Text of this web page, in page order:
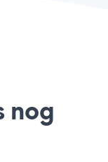
nog